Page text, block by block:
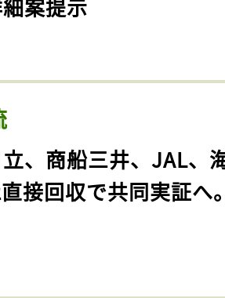
案提示
立、商船三井、JAL、
接回収で共同実証へ